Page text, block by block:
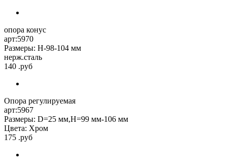
опора конус
арт:5970
Размеры: H-98-104 мм
нерж.сталь
140 .руб
Опора регулируемая
арт:5967
Размеры: D=25 мм,H=99 мм-106 мм
Цвета: Хром
175 .руб